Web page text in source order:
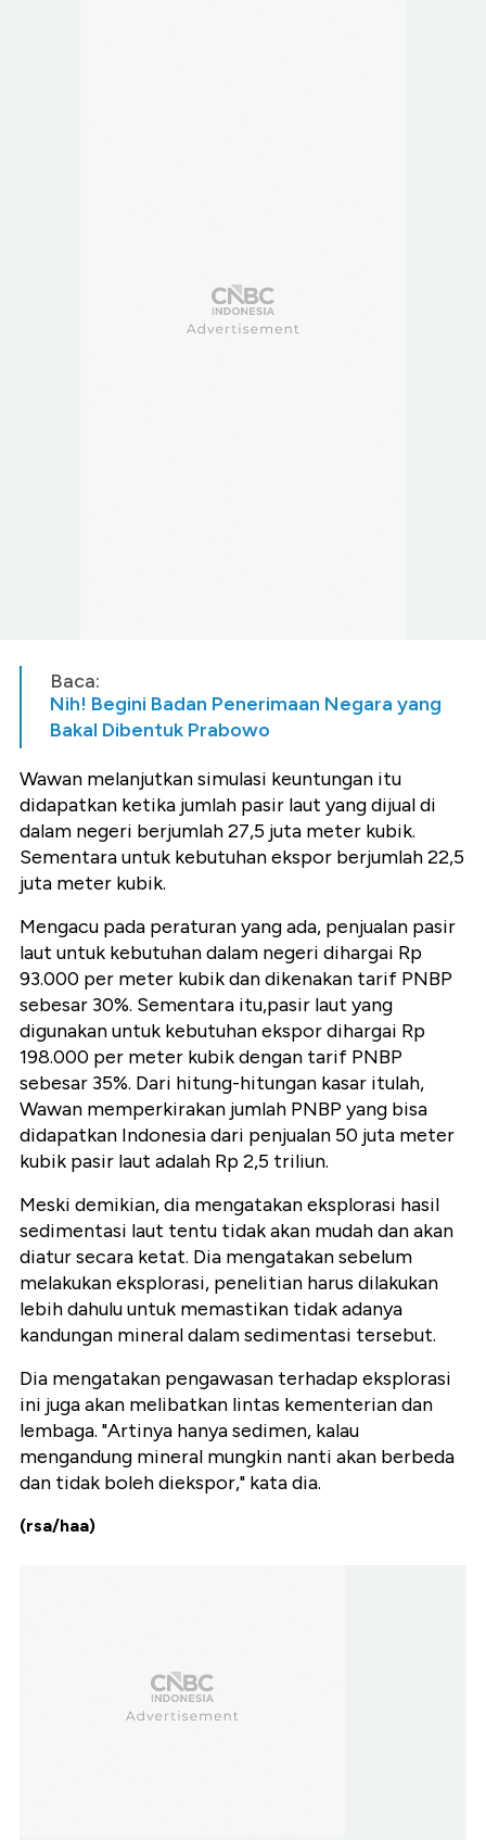
Baca:
Nih! Begini Badan Penerimaan Negara yang
Bakal Dibentuk Prabowo
Wawan melanjutkan simulasi keuntungan itu
didapatkan ketika jumlah pasir laut yang dijual di
dalam negeri berjumlah 27,5 juta meter kubik.
Sementara untuk kebutuhan ekspor berjumlah 22,5
juta meter kubik.
Mengacu pada peraturan yang ada, penjualan pasir
laut untuk kebutuhan dalam negeri dihargai Rp
93.000 per meter kubik dan dikenakan tarif PNBP
sebesar 30%. Sementara itu,pasir laut yang
digunakan untuk kebutuhan ekspor dihargai Rp
198.000 per meter kubik dengan tarif PNBP
sebesar 35%. Dari hitung-hitungan kasar itulah,
Wawan memperkirakan jumlah PNBP yang bisa
didapatkan Indonesia dari penjualan 50 juta meter
kubik pasir laut adalah Rp 2,5 triliun.
Meski demikian, dia mengatakan eksplorasi hasil
sedimentasi laut tentu tidak akan mudah dan akan
diatur secara ketat. Dia mengatakan sebelum
melakukan eksplorasi, penelitian harus dilakukan
lebih dahulu untuk memastikan tidak adanya
kandungan mineral dalam sedimentasi tersebut.
Dia mengatakan pengawasan terhadap eksplorasi
ini juga akan melibatkan lintas kementerian dan
lembaga. "Artinya hanya sedimen, kalau
mengandung mineral mungkin nanti akan berbeda
dan tidak boleh diekspor," kata dia.
(rsa/haa)